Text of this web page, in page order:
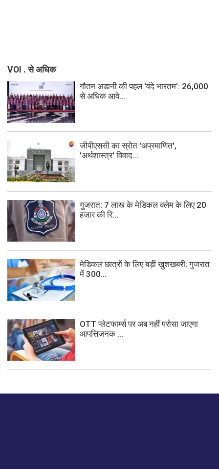
VOI . से अधिक
गौतम अडानी की पहल 'वंदे भारतम': 26,000
से अधिक आवे...
जीपीएससी का स्रोत 'अप्रमाणित',
'अर्थशास्त्र' विवाद...
गुजरात: 7 लाख के मेडिकल क्लेम के लिए 20
हजार की रि...
मेडिकल छात्रों के लिए बड़ी खुशखबरी: गुजरात
में 300...
OTT प्लेटफार्म्स पर अब नहीं परोसा जाएगा
आपत्तिजनक ...